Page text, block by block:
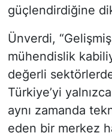
güçlendirdiğine
Ünverdi,
mühendislik
değerli
Türkiye’yi
aynı zamanda
eden bir merkez